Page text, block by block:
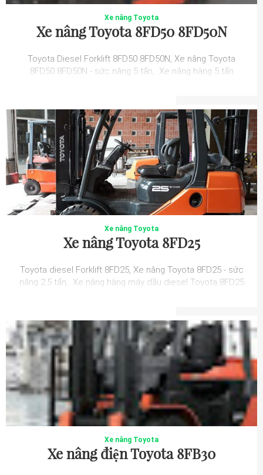
Xe nâng Toyota
Xe nâng Toyota 8FD50 8FD50N
Toyota Diesel Forklift 8FD50 8FD50N, Xe nâng Toyota
8FD50 8FD50N - sức nâng 5 tấn, Xe nâng hàng 5 tấn
Xe nâng Toyota
Xe nâng Toyota 8FD25
Toyota diesel Forklift 8FD25, Xe nâng Toyota 8FD25 - sức
nâng 2.5 tấn, Xe nâng hàng máy dầu diesel Toyota 8FD25
Xe nâng Toyota
Xe nâng điện Toyota 8FB30